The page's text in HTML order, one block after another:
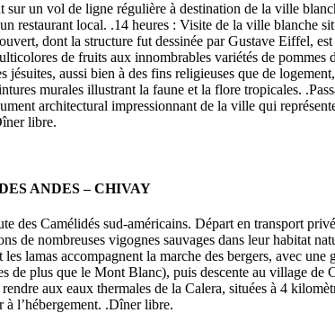
sur un vol de ligne régulière à destination de la ville
restaurant local. .14 heures : Visite de la ville blanche
dont la structure fut dessinée par Gustave Eiffel,
de fruits aux innombrables variétés de
aussi bien à des fins religieuses que de
murales illustrant la faune et la flore tropicales.
architectural impressionnant de la ville qui
libre.
ANDES – CHIVAY
des Camélidés sud-américains. Départ en transport
de nombreuses vigognes sauvages dans leur habitat
lamas accompagnent la marche des bergers, avec
de plus que le Mont Blanc), puis descente au village
aux eaux thermales de la Calera, situées à 4
à l’hébergement. .Dîner libre.